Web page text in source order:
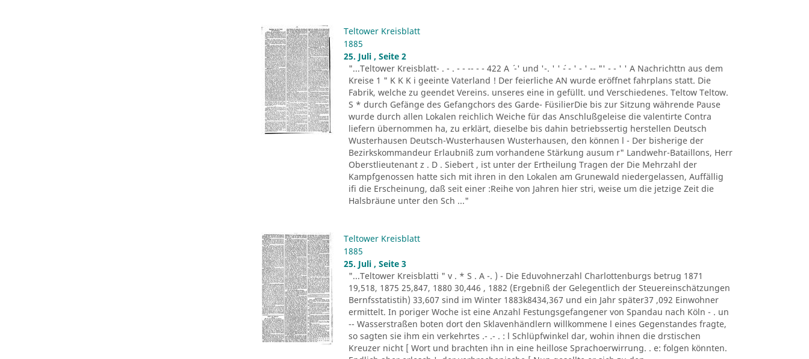
Teltower Kreisblatt
1885
25. Juli , Seite 2
"...Teltower Kreisblatt- . - . - - -- - - 422 A ´ -' und '-. ' ' ´- - ' - ' -- "' - - ' ' A Nachrichttn aus dem
Kreise 1 " K K K i geeinte Vaterland ! Der feierliche AN wurde eröffnet fahrplans statt. Die
Fabrik, welche zu geendet Vereins. unseres eine in gefüllt. und Verschiedenes. Teltow Teltow.
S * durch Gefänge des Gefangchors des Garde- FüsilierDie bis zur Sitzung währende Pause
wurde durch allen Lokalen reichlich Weiche für das Anschlußgeleise die valentirte Contra
liefern übernommen ha, zu erklärt, dieselbe bis dahin betriebssertig herstellen Deutsch
Wusterhausen Deutsch-Wusterhausen Wusterhausen, den können l - Der bisherige der
Bezirkskommandeur Erlaubniß zum vorhandene Stärkung ausum r" Landwehr-Bataillons, Herr
Oberstlieutenant z . D . Siebert , ist unter der Ertheilung Tragen der Die Mehrzahl der
Kampfgenossen hatte sich mit ihren in den Lokalen am Grunewald niedergelassen, Auffällig
ifi die Erscheinung, daß seit einer :Reihe von Jahren hier stri, weise um die jetzige Zeit die
Halsbräune unter den Sch ..."
Teltower Kreisblatt
1885
25. Juli , Seite 3
"...Teltower Kreisblatti " v . * S . A -. ) - Die Eduvohnerzahl Charlottenburgs betrug 1871
19,518, 1875 25,847, 1880 30,446 , 1882 (Ergebniß der Gelegentlich der Steuereinschätzungen
Bernfsstatistih) 33,607 sind im Winter 1883k8434,367 und ein Jahr später37 ,092 Einwohner
ermittelt. In poriger Woche ist eine Anzahl Festungsgefangener von Spandau nach Köln - . un
-- Wasserstraßen boten dort den Sklavenhändlern willkommene l eines Gegenstandes fragte,
so sagten sie ihm ein verkehrtes .- .- . : l Schlüpfwinkel dar, wohin ihnen die drstischen
Kreuzer nicht [ Wort und brachten ihn in eine heillose Sprachoerwirrung. . e: folgen könnten.